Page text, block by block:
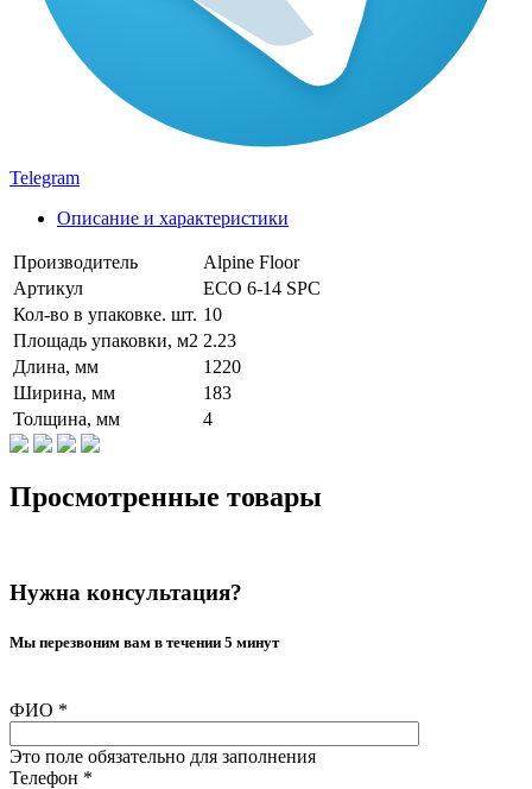
Telegram
Описание и характеристики
Производитель
Alpine Floor
Артикул
ЕСО 6-14 SPC
Кол-во в упаковке. шт. 10
Площадь упаковки, м2 2.23
Длина, мм
1220
Ширина, мм
183
Толщина, мм
4
Просмотренные товары
Нужна консультация?
Мы перезвоним вам в течении 5 минут
ФИО *
Это поле обязательно для заполнения
Телефон *